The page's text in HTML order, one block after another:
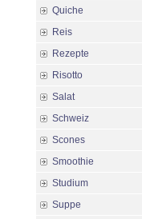
Quiche
Reis
Rezepte
Risotto
Salat
Schweiz
Scones
Smoothie
Studium
Suppe